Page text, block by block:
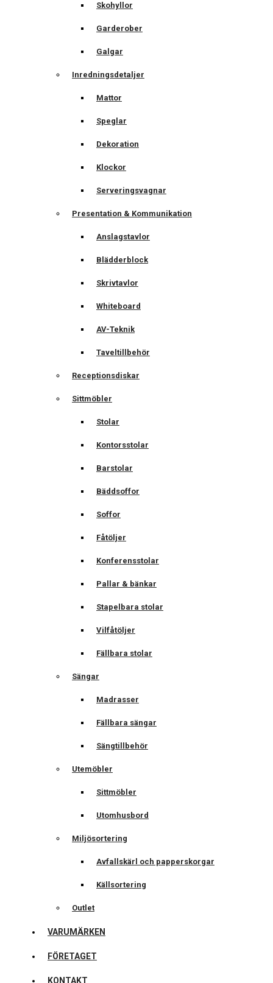
Skohyllor
Garderober
Galgar
Inredningsdetaljer
Mattor
Speglar
Dekoration
Klockor
Serveringsvagnar
Presentation & Kommunikation
Anslagstavlor
Blädderblock
Skrivtavlor
Whiteboard
AV-Teknik
Taveltillbehör
Receptionsdiskar
Sittmöbler
Stolar
Kontorsstolar
Barstolar
Bäddsoffor
Soffor
Fåtöljer
Konferensstolar
Pallar & bänkar
Stapelbara stolar
Vilfåtöljer
Fällbara stolar
Sängar
Madrasser
Fällbara sängar
Sängtillbehör
Utemöbler
Sittmöbler
Utomhusbord
Miljösortering
Avfallskärl och papperskorgar
Källsortering
Outlet
VARUMÄRKEN
FÖRETAGET
KONTAKT